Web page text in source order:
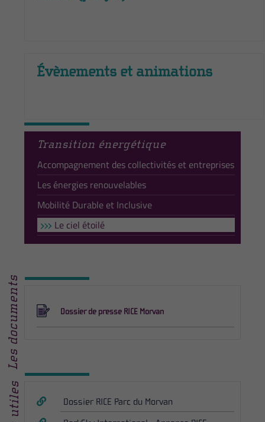
Transition énergétique
Accompagnement des collectivités et entreprises
Les énergies renouvelables
Mobilité Durable et Inclusive
Le ciel étoilé
Les documents Dossier de presse RICE Morvan
Dossier RICE Parc du Morvan
Évènements et animations